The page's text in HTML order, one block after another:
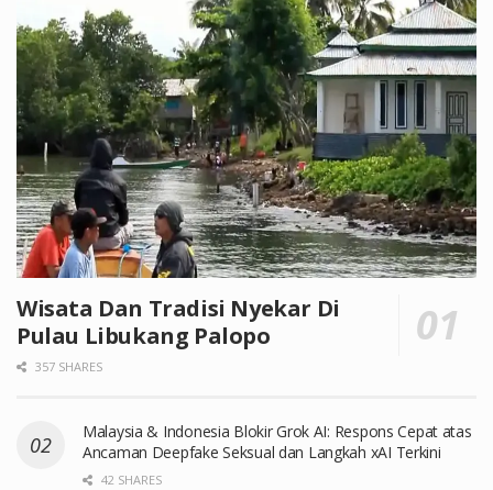
Wisata Dan Tradisi Nyekar Di
Pulau Libukang Palopo
357 SHARES
Malaysia & Indonesia Blokir Grok AI: Respons Cepat atas
Ancaman Deepfake Seksual dan Langkah xAI Terkini
42 SHARES